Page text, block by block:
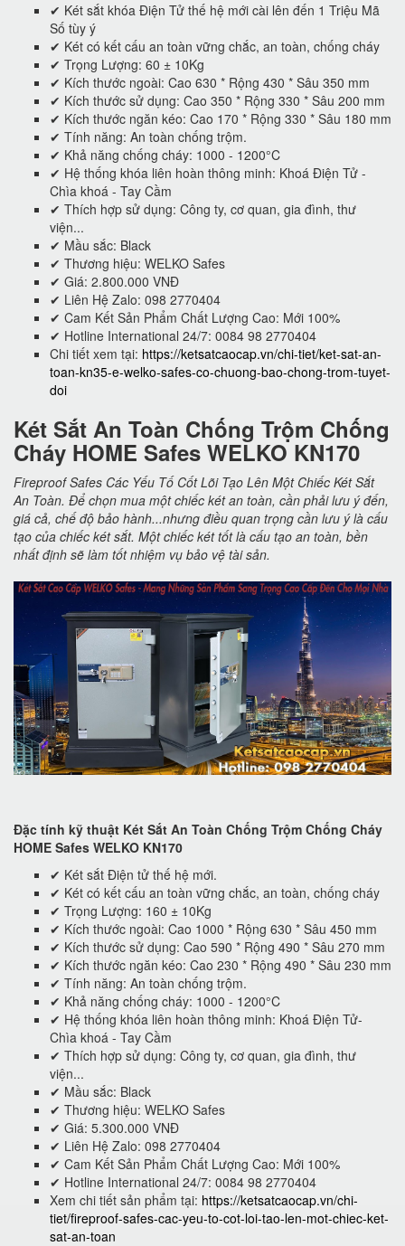
✔ Két sắt khóa Điện Tử thế hệ mới cài lên đến 1 Triệu Mã
Số tùy ý
✔ Két có kết cấu an toàn vững chắc, an toàn, chống cháy
✔ Trọng Lượng: 60 ± 10Kg
✔ Kích thước ngoài: Cao 630 * Rộng 430 * Sâu 350 mm
✔ Kích thước sử dụng: Cao 350 * Rộng 330 * Sâu 200 mm
✔ Kích thước ngăn kéo: Cao 170 * Rộng 330 * Sâu 180 mm
✔ Tính năng: An toàn chống trộm.
✔ Khả năng chống cháy: 1000 - 1200°C
✔ Hệ thống khóa liên hoàn thông minh: Khoá Điện Tử -
Chìa khoá - Tay Cầm
✔ Thích hợp sử dụng: Công ty, cơ quan, gia đình, thư
viện...
✔ Mầu sắc: Black
✔ Thương hiệu: WELKO Safes
✔ Giá: 2.800.000 VNĐ
✔ Liên Hệ Zalo: 098 2770404
✔ Cam Kết Sản Phẩm Chất Lượng Cao: Mới 100%
✔ Hotline International 24/7: 0084 98 2770404
Chi tiết xem tại: https://ketsatcaocap.vn/chi-tiet/ket-sat-an-
toan-kn35-e-welko-safes-co-chuong-bao-chong-trom-tuyet-
doi
Két Sắt An Toàn Chống Trộm Chống
Cháy HOME Safes WELKO KN170
Fireproof Safes Các Yếu Tố Cốt Lõi Tạo Lên Một Chiếc Két Sắt
An Toàn. Để chọn mua một chiếc két an toàn, cần phải lưu ý đến,
giá cả, chế độ bảo hành...nhưng điều quan trọng cần lưu ý là cấu
tạo của chiếc két sắt. Một chiếc két tốt là cấu tạo an toàn, bền
nhất định sẽ làm tốt nhiệm vụ bảo vệ tài sản.
Đặc tính kỹ thuật Két Sắt An Toàn Chống Trộm Chống Cháy
HOME Safes WELKO KN170
✔ Két sắt Điện tử thế hệ mới.
✔ Két có kết cấu an toàn vững chắc, an toàn, chống cháy
✔ Trọng Lượng: 160 ± 10Kg
✔ Kích thước ngoài: Cao 1000 * Rộng 630 * Sâu 450 mm
✔ Kích thước sử dụng: Cao 590 * Rộng 490 * Sâu 270 mm
✔ Kích thước ngăn kéo: Cao 230 * Rộng 490 * Sâu 230 mm
✔ Tính năng: An toàn chống trộm.
✔ Khả năng chống cháy: 1000 - 1200°C
✔ Hệ thống khóa liên hoàn thông minh: Khoá Điện Tử-
Chìa khoá - Tay Cầm
✔ Thích hợp sử dụng: Công ty, cơ quan, gia đình, thư
viện...
✔ Mầu sắc: Black
✔ Thương hiệu: WELKO Safes
✔ Giá: 5.300.000 VNĐ
✔ Liên Hệ Zalo: 098 2770404
✔ Cam Kết Sản Phẩm Chất Lượng Cao: Mới 100%
✔ Hotline International 24/7: 0084 98 2770404
Xem chi tiết sản phẩm tại: https://ketsatcaocap.vn/chi-
tiet/fireproof-safes-cac-yeu-to-cot-loi-tao-len-mot-chiec-ket-
sat-an-toan